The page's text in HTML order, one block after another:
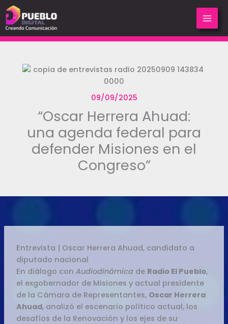
al
contenido
09/09/2025
“Oscar Herrera Ahuad:
una agenda federal para
defender Misiones en el
Congreso”
Entrevista | Oscar Herrera Ahuad, candidato a
diputado nacional
En diálogo conAudiodinámica de Radio El Pueblo,
el exgobernador de Misiones y actual presidente
de la Cámara de Representantes, Oscar Herrera
Ahuad, analizó el escenario político actual, los
desafíos de la Renovación y los ejes de su